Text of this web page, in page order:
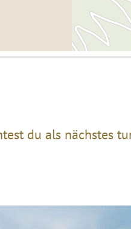
du als nächstes